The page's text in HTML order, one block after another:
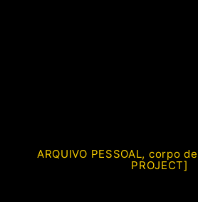
ARQUIVO PESSOAL, corpo
PROJECT]